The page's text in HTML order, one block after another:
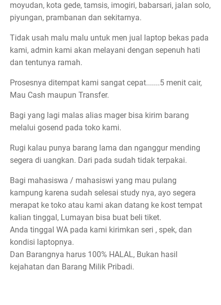
moyudan, kota gede, tamsis, imogiri, babarsari, jalan solo,
piyungan, prambanan dan sekitarnya.
Tidak usah malu malu untuk men jual laptop bekas pada
kami, admin kami akan melayani dengan sepenuh hati
dan tentunya ramah.
Prosesnya ditempat kami sangat cepat.......5 menit cair,
Mau Cash maupun Transfer.
Bagi yang lagi malas alias mager bisa kirim barang
melalui gosend pada toko kami.
Rugi kalau punya barang lama dan nganggur mending
segera di uangkan. Dari pada sudah tidak terpakai.
Bagi mahasiswa / mahasiswi yang mau pulang
kampung karena sudah selesai study nya, ayo segera
merapat ke toko atau kami akan datang ke kost tempat
kalian tinggal, Lumayan bisa buat beli tiket.
Anda tinggal WA pada kami kirimkan seri , spek, dan
kondisi laptopnya.
Dan Barangnya harus 100% HALAL, Bukan hasil
kejahatan dan Barang Milik Pribadi.